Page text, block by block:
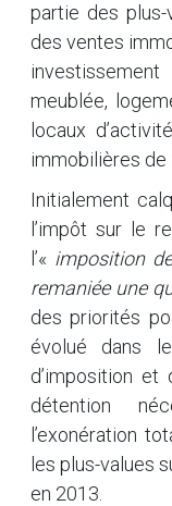
partie des plus-
des ventes
meublée,
locaux
immobilières de
Initialement
l’impôt sur le
l’« imposition
remaniée une
des priorités
évolué dans
d’imposition et
détention
l’exonération
les plus-values
en 2013.